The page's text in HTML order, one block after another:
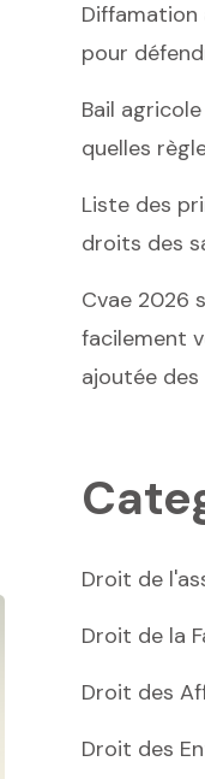
Diffamation
pour
Bail
quelles
Liste des
droits des
Cvae 2026
facilement
ajoutée
Droit de
Droit de la
Droit des
Droit des